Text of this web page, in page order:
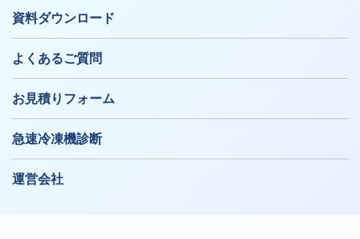
資料ダウンロード
よくあるご質問
お見積りフォーム
急速冷凍機診断
運営会社